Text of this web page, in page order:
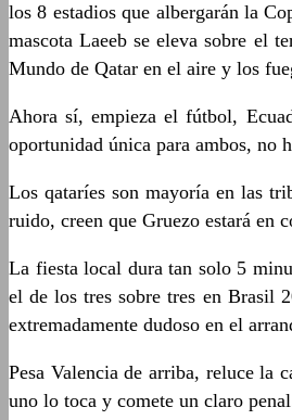
los 8 estadios que albergarán la
mascota Laeeb se eleva sobre el
Mundo de Qatar en el aire y los
Ahora sí, empieza el fútbol,
oportunidad única para ambos, no
Los qataríes son mayoría en las
ruido, creen que Gruezo estará en
La fiesta local dura tan solo 5
el de los tres sobre tres en Brasil
extremadamente dudoso en el
Pesa Valencia de arriba, reluce la
uno lo toca y comete un claro